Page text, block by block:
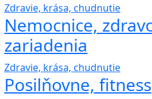
Zdravie, krása, chudnutie
Nemocnice,
zariadenia
Zdravie, krása, chudnutie
Posilňovne, fitness